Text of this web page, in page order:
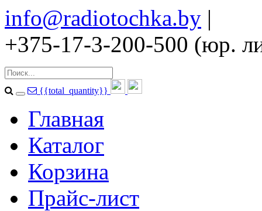
info@radiotochka.by |
+375-17-3-200-500 (юр.
{{total_quantity}}
Главная
Каталог
Корзина
Прайс-лист